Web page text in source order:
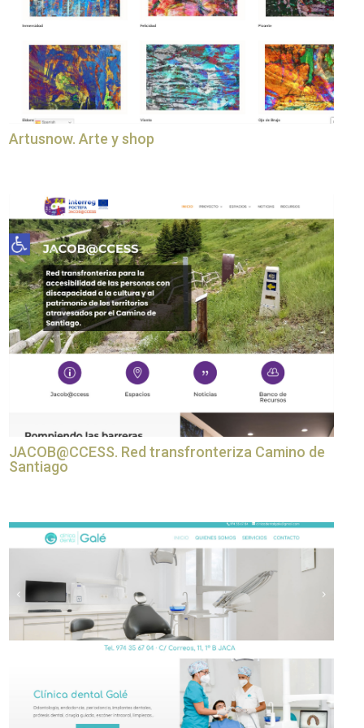
Artusnow. Arte y shop
JACOB@CCESS. Red transfronteriza Camino de
Santiago